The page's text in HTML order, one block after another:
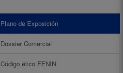
Plano de Exposición
Dossier Comercial
Código ético FENIN